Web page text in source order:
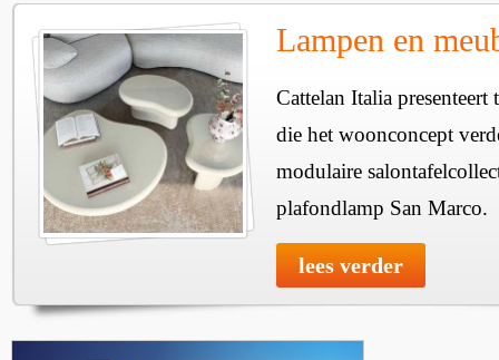
Lampen en
Cattelan Italia
die het woonconcept
modulaire
plafondlamp San Marco.
lees verder